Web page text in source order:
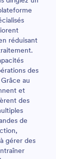
réduisant
des
au
et
des
de
gérer des